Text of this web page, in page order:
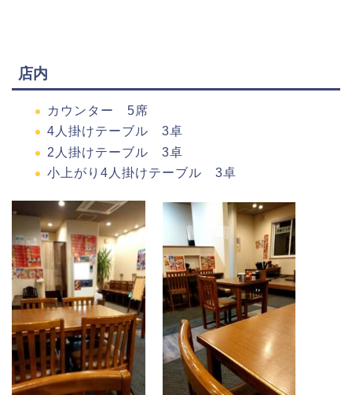
店内
カウンター 5席
4人掛けテーブル 3卓
2人掛けテーブル 3卓
小上がり4人掛けテーブル 3卓